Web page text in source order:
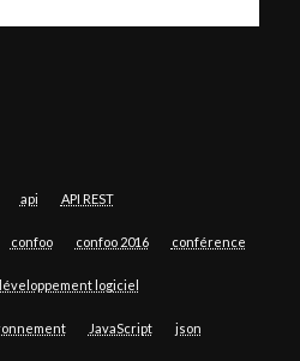
api API REST
confoo confoo 2016 conférence
logiciel
JavaScript json